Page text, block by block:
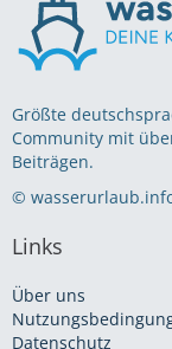
Größte
Community mit
Beiträgen.
©
Links
Über uns
Datenschutz